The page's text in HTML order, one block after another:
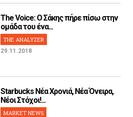
The Voice: Ο Σάκης πήρε πίσω στην
ομάδα του ένα...
THE ANALYZER
29.11.2018
Starbucks Νέα Χρονιά, Νέα Όνειρα,
Νέοι Στόχοι!...
MARKET NEWS